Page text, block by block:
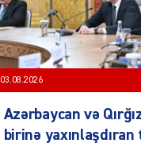
03.08.2026
Azərbaycan və
birinə yaxınlaşdıran